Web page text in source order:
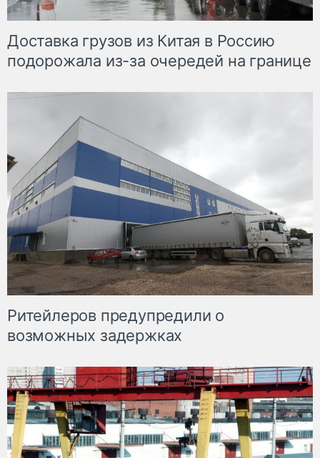
Доставка грузов из Китая в Россию
подорожала из-за очередей на границе
Ритейлеров предупредили о
возможных задержках